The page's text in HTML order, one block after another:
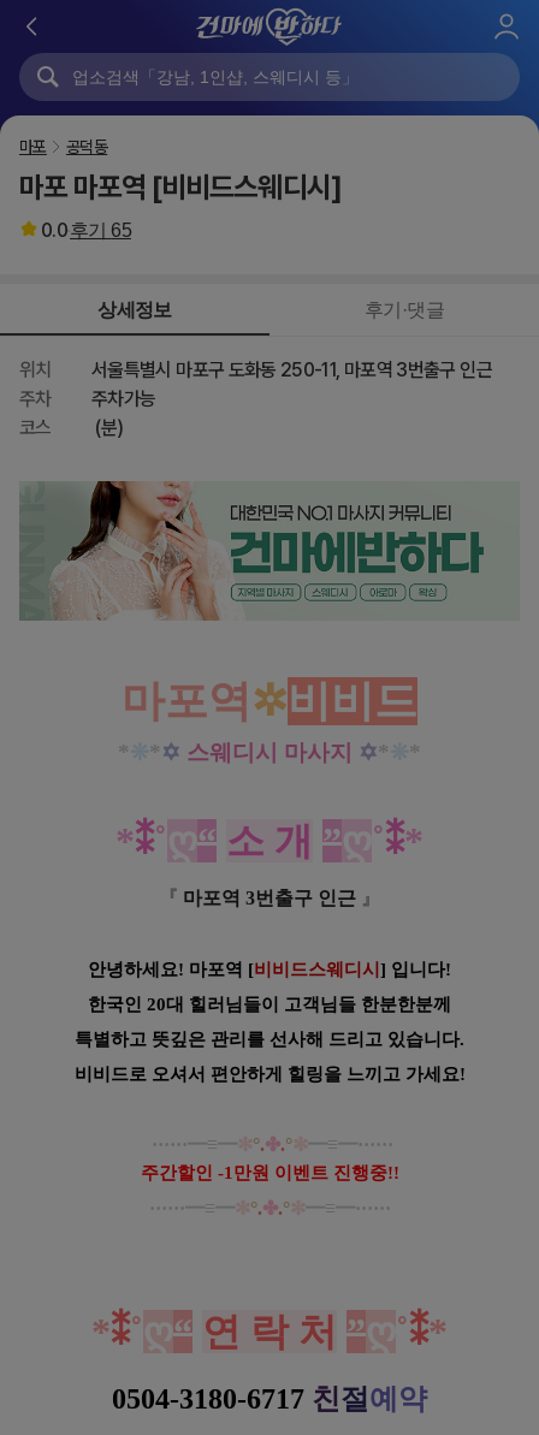
로
마포 공덕동
마포 마포역 [비비드스웨디시]
0.0후기 65
상세정보 후기·댓글
위치
서울특별시 마포구 도화동 250-11, 마포역 3번출구 인근
주차
주차가능
코스
(분)
마포역 ✲비비드
* *✡ 스웨디시 마사지 ✡* *
*⁑˚ღ“ 소 개 ”ღ˚⁑*
『 마포역 3번출구 인근 』
안녕하세요! 마포역 [비비드스웨디시 ] 입니다!
한국인 20대 힐러님들이 고객님들 한분한분께
특별하고 뜻깊은 관리를 선사해 드리고 있습니다.
비비드로 오셔서 편안하게 힐링을 느끼고 가세요!
······━≡━✼ °.✤.°✼ ━≡━······
주간할인 -1만원 이벤트 진행중!!
······━≡━✼ °.✤.°✼ ━≡━······
*⁑˚ “ 연 락 처 ” ˚⁑*
0504-3180-6717 친절 예약